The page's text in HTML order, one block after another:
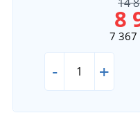
8
7 367
- +